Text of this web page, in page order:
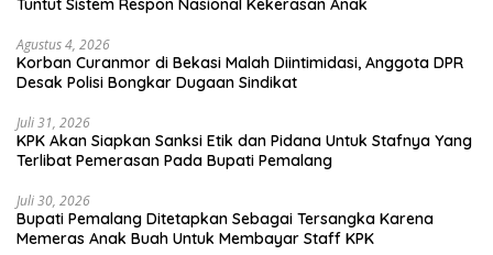
Tuntut Sistem Respon Nasional Kekerasan Anak
Agustus 4, 2026
Korban Curanmor di Bekasi Malah Diintimidasi, Anggota DPR
Desak Polisi Bongkar Dugaan Sindikat
Juli 31, 2026
KPK Akan Siapkan Sanksi Etik dan Pidana Untuk Stafnya Yang
Terlibat Pemerasan Pada Bupati Pemalang
Juli 30, 2026
Bupati Pemalang Ditetapkan Sebagai Tersangka Karena
Memeras Anak Buah Untuk Membayar Staff KPK